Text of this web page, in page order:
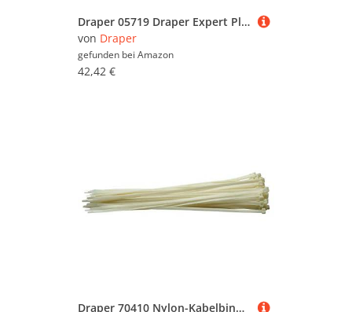
Draper 05719 Draper Expert Plus 300Mm Soft Grip Hacksaw Frame
von Draper
gefunden bei Amazon
42,42 €
Draper 70410 Nylon-Kabelbinder, 8,8 x 500 mm, Weiß, 100 Stück